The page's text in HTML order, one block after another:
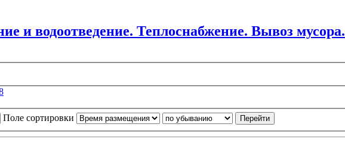
и водоотведение. Теплоснабжение. Вывоз мусора.
Поле сортировки